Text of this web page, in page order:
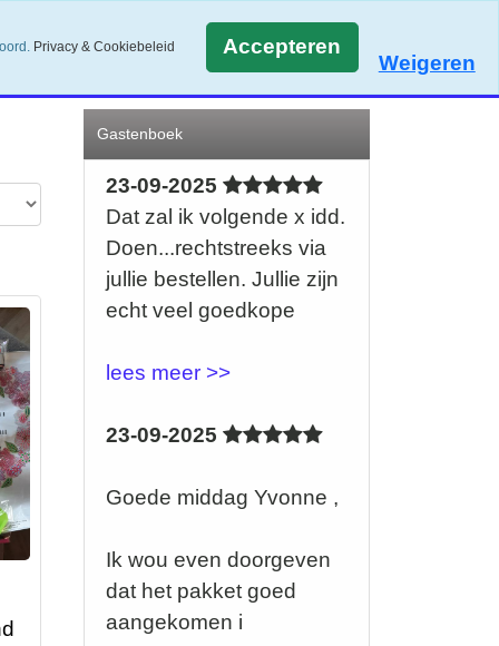
Gastenboek
23-09-2025
Dat zal ik volgende x idd.
Doen...rechtstreeks via
jullie bestellen. Jullie zijn
echt veel goedkope
lees meer >>
23-09-2025
Goede middag Yvonne ,
Ik wou even doorgeven
dat het pakket goed
aangekomen i
Privacy & Cookiebeleid Accepteren
Weigeren